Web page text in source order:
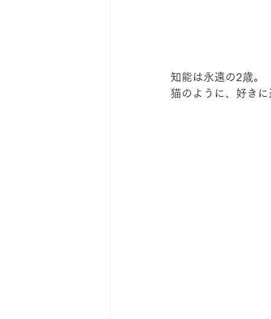
知能は永遠の2歳。
猫のように、好き